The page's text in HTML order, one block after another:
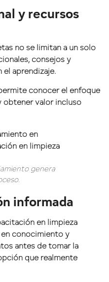
y recursos
no se limitan a un solo
consejos y
aprendizaje.
conocer el enfoque
obtener valor incluso
genera
informada
en limpieza
conocimiento y
antes de tomar la
que realmente